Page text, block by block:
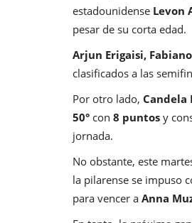
estadounidense Levon
pesar de su corta edad.
Arjun Erigaisi,
clasificados a las
Por otro lado, Candela
50° con 8 puntos y
jornada.
No obstante, este
la pilarense se impuso
para vencer a Anna